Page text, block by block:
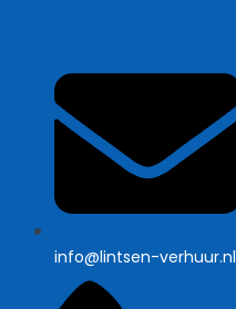
info@lintsen-verhuur.nl